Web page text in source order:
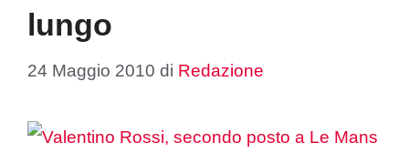
lungo
24 Maggio 2010 di Redazione